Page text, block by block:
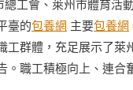
工會、萊州市體育活
臺的包養網 主要包養網
工群體，充足展示了萊
。職工積極向上、連合